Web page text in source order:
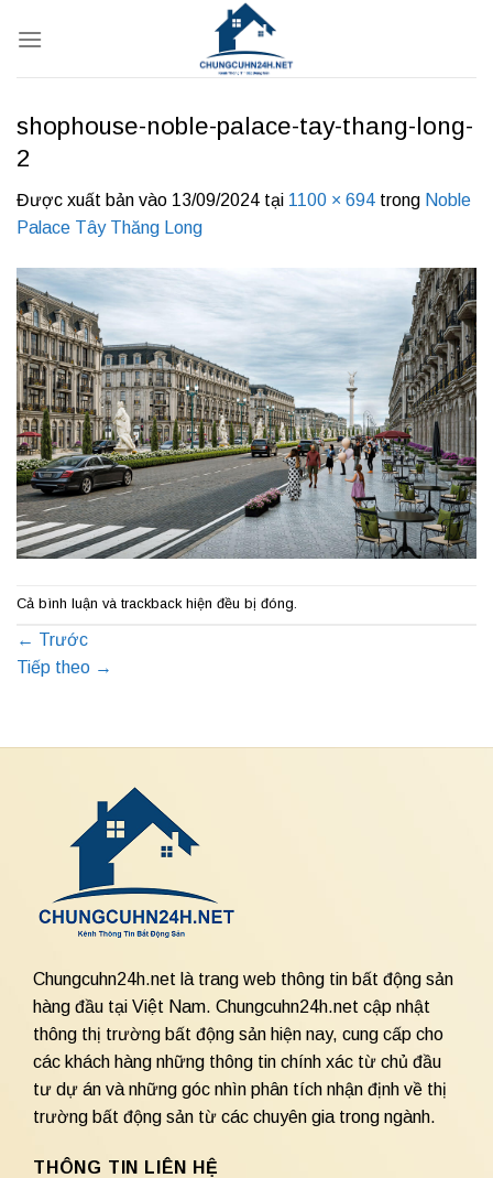
qua
shophouse-noble-palace-tay-thang-long-
2
Được xuất bản vào 13/09/2024 tại 1100 × 694 trong Noble
Palace Tây Thăng Long
Cả bình luận và trackback hiện đều bị đóng.
← Trước
Tiếp theo →
Chungcuhn24h.net là trang web thông tin bất động sản
hàng đầu tại Việt Nam. Chungcuhn24h.net cập nhật
thông thị trường bất động sản hiện nay, cung cấp cho
các khách hàng những thông tin chính xác từ chủ đầu
tư dự án và những góc nhìn phân tích nhận định về thị
trường bất động sản từ các chuyên gia trong ngành.
THÔNG TIN LIÊN HỆ